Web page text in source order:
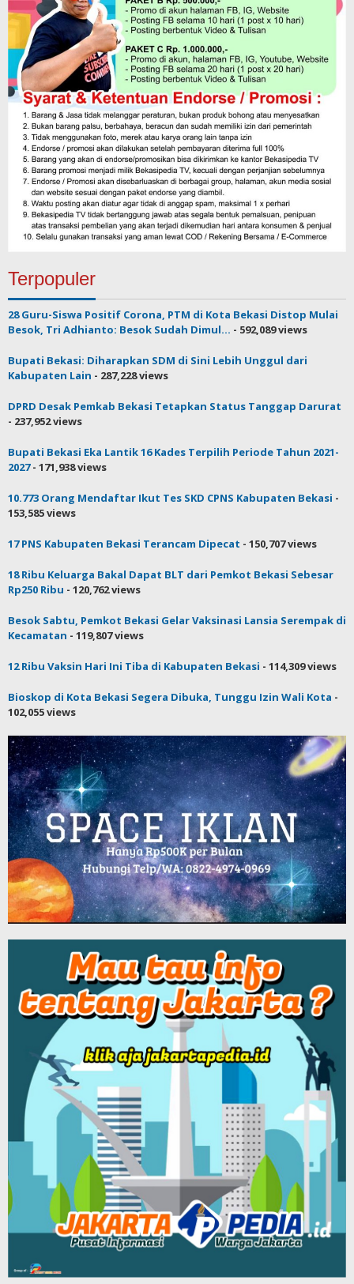
Terpopuler
28 Guru-Siswa Positif Corona, PTM di Kota Bekasi Distop Mulai
Besok, Tri Adhianto: Besok Sudah Dimul... - 592,089 views
Bupati Bekasi: Diharapkan SDM di Sini Lebih Unggul dari
Kabupaten Lain - 287,228 views
DPRD Desak Pemkab Bekasi Tetapkan Status Tanggap Darurat
- 237,952 views
Bupati Bekasi Eka Lantik 16 Kades Terpilih Periode Tahun 2021-
2027- 171,938 views
10.773 Orang Mendaftar Ikut Tes SKD CPNS Kabupaten Bekasi -
153,585 views
17 PNS Kabupaten Bekasi Terancam Dipecat - 150,707 views
18 Ribu Keluarga Bakal Dapat BLT dari Pemkot Bekasi Sebesar
Rp250 Ribu - 120,762 views
Besok Sabtu, Pemkot Bekasi Gelar Vaksinasi Lansia Serempak di
Kecamatan - 119,807 views
12 Ribu Vaksin Hari Ini Tiba di Kabupaten Bekasi - 114,309 views
Bioskop di Kota Bekasi Segera Dibuka, Tunggu Izin Wali Kota -
102,055 views